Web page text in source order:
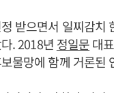
받으면서 일찌감치
. 2018년 정일문대
물망에 함께 거론된